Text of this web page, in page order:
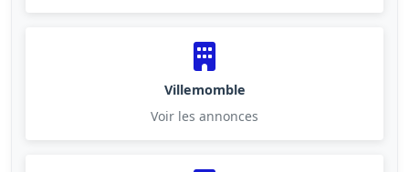
Villemomble
Voir les annonces